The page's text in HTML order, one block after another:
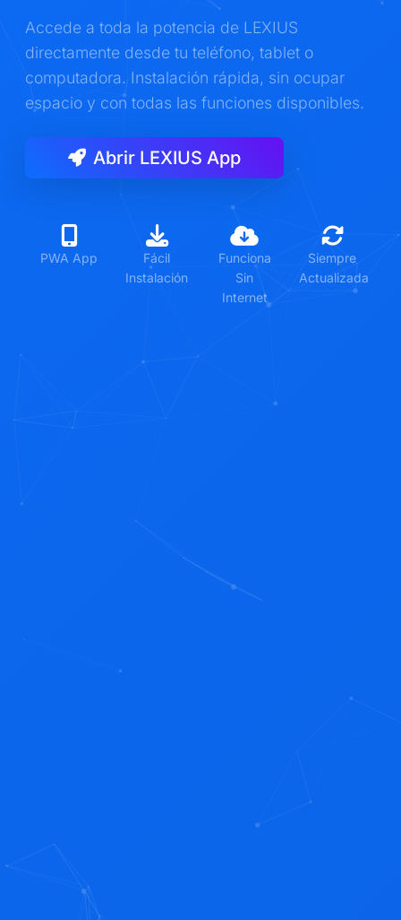
Accede a toda la potencia de LEXIUS
directamente desde tu teléfono, tablet o
computadora. Instalación rápida, sin ocupar
espacio y con todas las funciones disponibles.
Abrir LEXIUS App
PWA App
Fácil
Instalación
Funciona
Sin
Internet
Siempre
Actualizada